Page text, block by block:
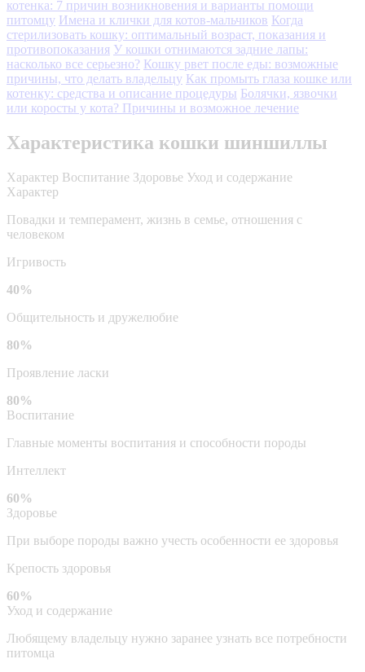
котенка: 7 причин возникновения и варианты помощи
питомцу Имена и клички для котов-мальчиков Когда
стерилизовать кошку: оптимальный возраст, показания и
противопоказания У кошки отнимаются задние лапы:
насколько все серьезно? Кошку рвет после еды: возможные
причины, что делать владельцу Как промыть глаза кошке или
котенку: средства и описание процедуры Болячки, язвочки
или коросты у кота? Причины и возможное лечение
Характеристика кошки шиншиллы
Характер Воспитание Здоровье Уход и содержание
Характер
Повадки и темперамент, жизнь в семье, отношения с
человеком
Игривость
40%
Общительность и дружелюбие
80%
Проявление ласки
80%
Воспитание
Главные моменты воспитания и способности породы
Интеллект
60%
Здоровье
При выборе породы важно учесть особенности ее здоровья
Крепость здоровья
60%
Уход и содержание
Любящему владельцу нужно заранее узнать все потребности
питомца